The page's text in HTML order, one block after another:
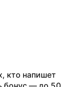
кто напишет